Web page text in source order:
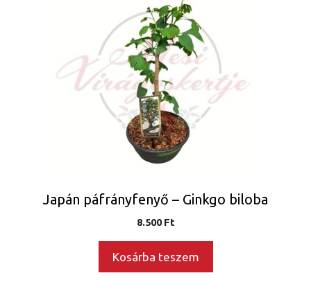
Japán páfrányfenyő – Ginkgo biloba
8.500Ft
Kosárba teszem